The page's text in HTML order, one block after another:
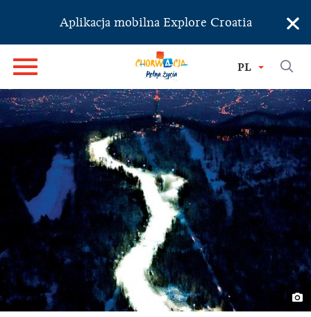
Aplikacja mobilna Explore Croatia ×
PL